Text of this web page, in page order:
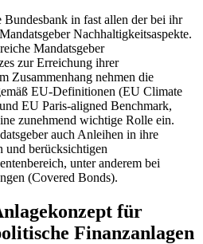
in fast allen der bei ihr
Nachhaltigkeitsaspekte.
Mandatsgeber
zur Erreichung ihrer
Zusammenhang nehmen die
EU-Definitionen (EU Climate
und EU Paris-aligned Benchmark,
zunehmend wichtige Rolle ein.
auch Anleihen in ihre
und berücksichtigen
unter anderem bei
(Covered Bonds).
für
Finanzanlagen